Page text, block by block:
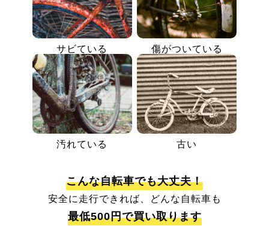
サビている 傷がついている
汚れている 古い
こんな自転車でも大丈夫！
安全に走行できれば、どんな自転車も
最低500円で買い取ります